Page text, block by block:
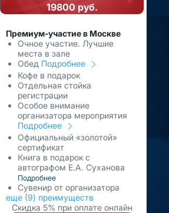
19800 руб.
Премиум-участие в Москве
Очное участие. Лучшие
места в зале
Обед Подробнее
Кофе в подарок
Отдельная стойка
регистрации
Особое внимание
организатора мероприятия
Подробнее
Официальный «золотой»
сертификат
Книга в подарок с
автографом Е.А. Суханова
Подробнее
Сувенир от организатора
еще (9) преимуществ
Скидка 5% при оплате онлайн